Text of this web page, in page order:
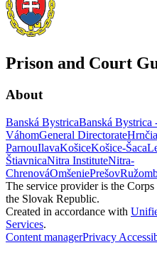
Prison and Court
About
Banská BystricaBanská Bystrica
VáhomGeneral Directorate
ParnouIlavaKošiceKošice-Šaca
ŠtiavnicaNitra InstituteNitra-
ChrenováOmšeniePrešov
The service provider is the
the Slovak Republic.
Created in accordance with
Services.
Content managerPrivacy